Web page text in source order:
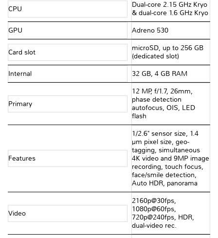
CPU
Dual-core 2.15 GHz Kryo
& dual-core 1.6 GHz Kryo
GPU Adreno 530
Card slot
microSD, up to 256 GB
(dedicated slot)
Internal 32 GB, 4 GB RAM
Primary
12 MP, f/1.7, 26mm,
phase detection
autofocus, OIS, LED
flash
Features
1/2.6" sensor size, 1.4
µm pixel size, geo-
tagging, simultaneous
4K video and 9MP image
recording, touch focus,
face/smile detection,
Auto HDR, panorama
Video
2160p@30fps,
1080p@60fps,
720p@240fps, HDR,
dual-video rec.